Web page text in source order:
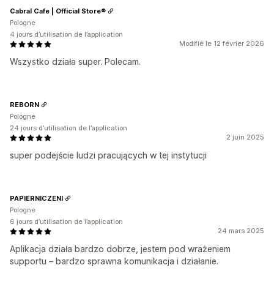
Modifié le 12 février 2026
Wszystko działa super. Polecam.
Cabral Cafe | Official Store®
Pologne
4 jours d’utilisation de l’application
2 juin 2025
super podejście ludzi pracujących w tej instytucji
REBORN
Pologne
24 jours d’utilisation de l’application
24 mars 2025
Aplikacja działa bardzo dobrze, jestem pod wrażeniem
supportu – bardzo sprawna komunikacja i działanie.
PAPIERNICZENI
Pologne
6 jours d’utilisation de l’application